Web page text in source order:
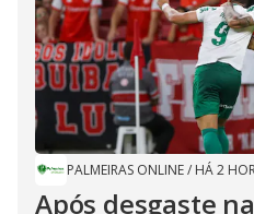
PALMEIRAS ONLINE/ HÁ 2
Após desgaste